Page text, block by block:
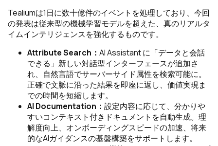
Tealiumは1日に数十億件のイベントを処理しており、今回
の発表は従来型の機械学習モデルを超えた、真のリアルタ
イムインテリジェンスを強化するものです。
Attribute Search： AI Assistant に「データと会話
できる」新しい対話型インターフェースが追加さ
れ、自然言語でサーバーサイド属性を検索可能に。
正確で文脈に沿った結果を即座に返し、価値実現ま
での時間を短縮します。
AI Documentation： 設定内容に応じて、分かりや
すいコンテキスト付きドキュメントを自動生成。理
解度向上、オンボーディングスピードの加速、将来
的なAIガイダンスの基盤構築をサポートします。